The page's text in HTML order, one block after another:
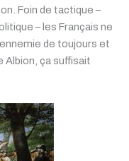
Foin de tactique –
– les Français ne
de toujours et
Albion, ça suffisait